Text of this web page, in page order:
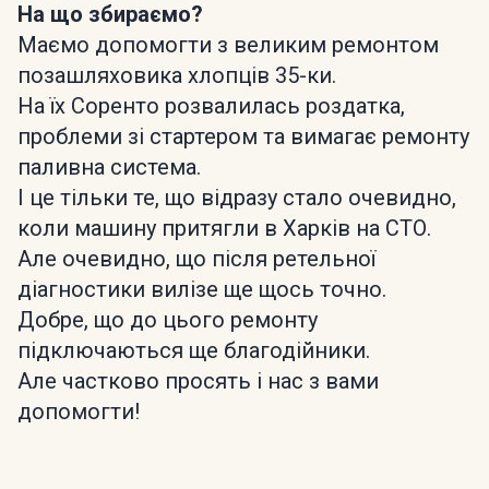
На що збираємо?
Маємо допомогти з великим ремонтом
позашляховика хлопців 35-ки.
На їх Соренто розвалилась роздатка,
проблеми зі стартером та вимагає ремонту
паливна система.
І це тільки те, що відразу стало очевидно,
коли машину притягли в Харків на СТО.
Але очевидно, що після ретельної
діагностики вилізе ще щось точно.
Добре, що до цього ремонту
підключаються ще благодійники.
Але частково просять і нас з вами
допомогти!